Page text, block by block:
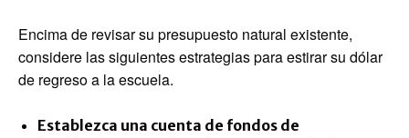
Encima de revisar su presupuesto natural existente,
considere las siguientes estrategias para estirar su dólar
de regreso a la escuela.
Establezca una cuenta de fondos de